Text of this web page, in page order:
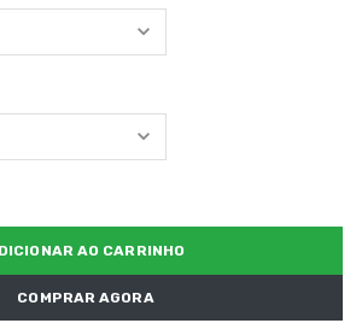
COMPRAR AGORA